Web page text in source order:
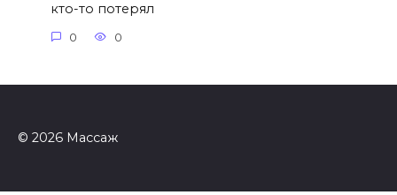
кто-то потерял
0 0
© 2026 Массаж